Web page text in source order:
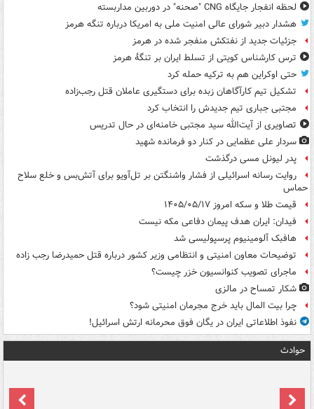
لحظه انفجار جایگاه CNG "صحنه" در دوربین مداربسته
هشدار دبیر شورای عالی امنیت ملی به امریکا درباره تنگه هرمز
جزئیات جدید از نفتکش منفجر شده در هرمز
ترس کارشناس کویتی از تسلط ایران بر تنگۀ هرمز
حتی اوکراین هم به ترکیه حمله کرد
تشکیل تیم کارآگاهان زبده برای دستگیری عاملان قتل رجب‌زاده
مجتبی جباری تیم جدیدش را انتخاب کرد
تصاویری از آیت‌الله سید مجتبی خامنه‌ای در حال تدریس
سردار علی عظمایی در کنار دو فرمانده شهید
پدر لیونل مسی درگذشت
روایت رسانه اسرائیلی از فشار واشنگتن بر تل‌آویو برای آتش‌بس و خلع سلاح
حماس
قیمت طلا و سکه امروز ۱۴۰۵/۰۵/۱۷
فیدان: ایران هدف پیمان دفاعی مکه نیست
هافبک آلومینیوم پرسپولیسی شد
توضیحات معاون امنیتی و انتظامی وزیر کشور درباره قتل حمیدرضا رجب زاده
ماجرای تصویب کنوانسیون خزر چیست؟
شکار تمساح در مالزی
چرا بیت المال باید خرج مجرمان امنیتی شود؟
نفوذ اطلاعاتی ایران در یگان فوق محرمانه ارتش اسرائیل!
حوادث